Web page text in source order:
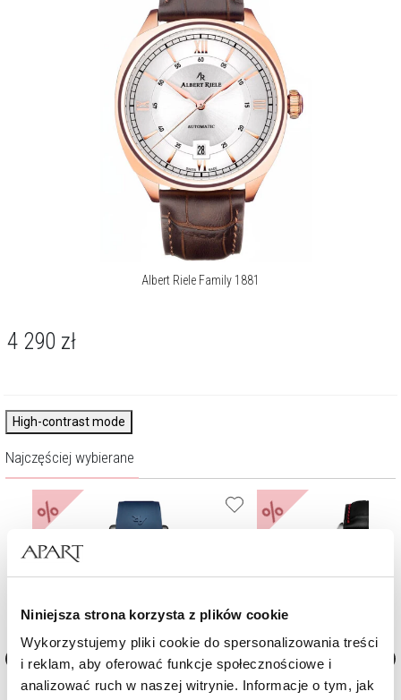
Niniejsza strona korzysta z plików cookie
Wykorzystujemy pliki cookie do spersonalizowania treści
i reklam, aby oferować funkcje społecznościowe i
analizować ruch w naszej witrynie. Informacje o tym, jak
Albert Riele Family 1881
4 290 zł
High-contrast mode
Najczęściej wybierane
%
Zegarek męski Albert Riele Challenger
%
Zegarek męski Albert Riele